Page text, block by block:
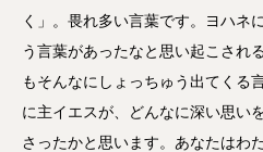
く」。畏れ多い言葉です。ヨハネ
う言葉があったなと思い起こされ
もそんなにしょっちゅう出てくる
に主イエスが、どんなに深い思い
さったかと思います。あなたはわ